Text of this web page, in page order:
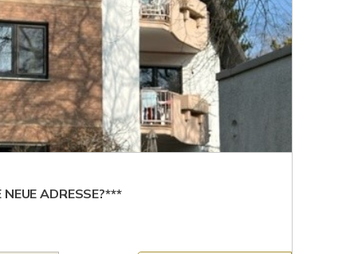
ADRESSE?***